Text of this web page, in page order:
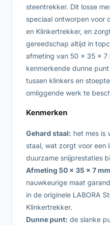
steentrekker. Dit losse
speciaal ontworpen voor
en Klinkertrekker, en
gereedschap altijd in
afmeting van 50 x 35 x 7
kenmerkende dunne
tussen klinkers en
omliggende werk te
Kenmerken
Gehard staal: het mes is
staal, wat zorgt voor een
duurzame snijprestaties
Afmeting 50 x 35 x 7
nauwkeurige maat
in de originele LABORA
Klinkertrekker.
Dunne punt: de slanke